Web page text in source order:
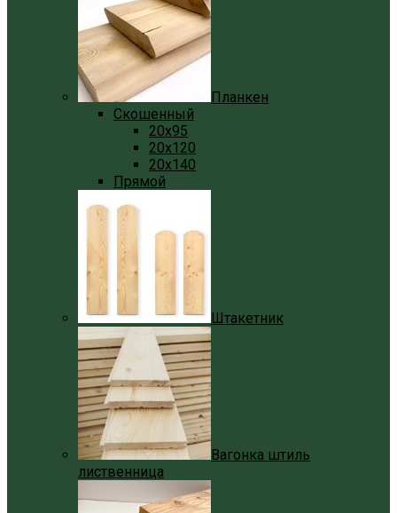
Планкен
Скошенный
20x95
20x120
20x140
Прямой
Штакетник
Вагонка штиль
лиственница